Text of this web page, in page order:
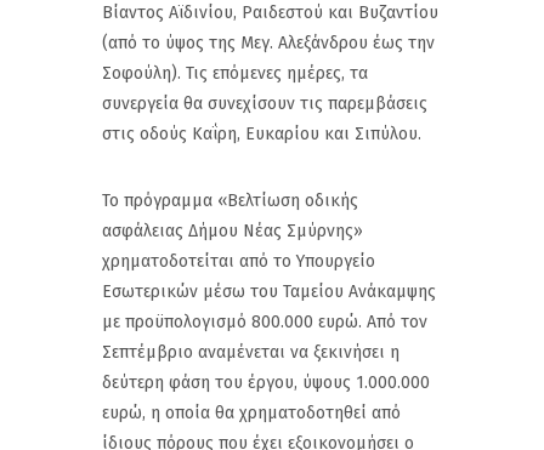
Βίαντος Αϊδινίου, Ραιδεστού και Βυζαντίου
(από το ύψος της Μεγ. Αλεξάνδρου έως την
Σοφούλη). Τις επόμενες ημέρες, τα
συνεργεία θα συνεχίσουν τις παρεμβάσεις
στις οδούς Καΐρη, Ευκαρίου και Σιπύλου.
Το πρόγραμμα «Βελτίωση οδικής
ασφάλειας Δήμου Νέας Σμύρνης»
χρηματοδοτείται από το Υπουργείο
Εσωτερικών μέσω του Ταμείου Ανάκαμψης
με προϋπολογισμό 800.000 ευρώ. Από τον
Σεπτέμβριο αναμένεται να ξεκινήσει η
δεύτερη φάση του έργου, ύψους 1.000.000
ευρώ, η οποία θα χρηματοδοτηθεί από
ίδιους πόρους που έχει εξοικονομήσει ο